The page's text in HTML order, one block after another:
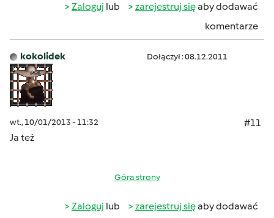
Zaloguj lub zarejestruj sięaby dodawać
komentarze
kokolidek Dołączył : 08.12.2011
wt., 10/01/2013 - 11:32
#11
Ja też
Góra strony
Zaloguj lub zarejestruj sięaby dodawać